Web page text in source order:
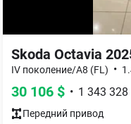
Skoda Octavia
IV поколение/A8 (FL) •
30 106 $ • 1 343 328
Передний привод